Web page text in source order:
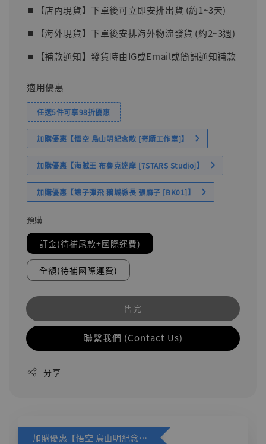
⏹︎【店內現貨】下單後可立即安排出貨 (約1~3天)
⏹︎【海外現貨】下單後安排海外物流發貨 (約2~3週)
⏹︎【補款通知】發貨時由IG或Email或簡訊通知補款
適用優惠
任選5件可享98折優惠
加購優惠【悟空 鳥山明紀念款 [奇蹟工作室]】
加購優惠【海賊王 布魯克達摩 [7STARS Studio]】
加購優惠【讓子彈飛 鵝城縣長 張麻子 [BK01]】
預購
訂金(待補尾款+國際運費)
全額(待補國際運費)
售完
聯繫我們 (Contact Us)
分享
加購優惠【悟空 鳥山明紀念款 [奇蹟工作室]】